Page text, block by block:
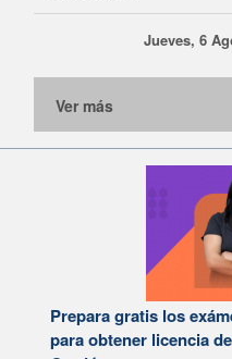
Jueves, 6
Ver más
Prepara gratis los
para obtener licencia